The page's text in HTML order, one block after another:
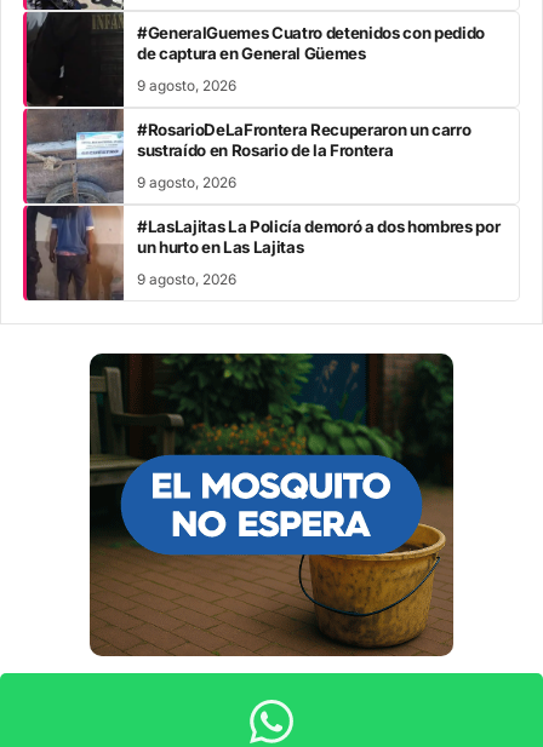
#GeneralGuemes Cuatro detenidos con pedido
de captura en General Güemes
9 agosto, 2026
#RosarioDeLaFrontera Recuperaron un carro
sustraído en Rosario de la Frontera
9 agosto, 2026
#LasLajitas La Policía demoró a dos hombres por
un hurto en Las Lajitas
9 agosto, 2026